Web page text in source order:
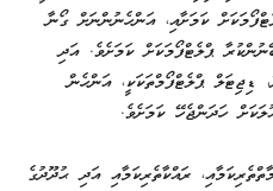
ކަމަށާއި، އަންހެނުންނަށް ގޯނާ
ޕްލެޓްފޯމަކަށް ކަމަށެވެ. އަދި
ޑިޖިޓަލް ޕްލެޓްފޯމްތަކަކީ، އަންހެން
ހަދަންޖެހޭ ކަމަށެވެ.
ރައްކާތެރިކަމާއި އަދި ޙުދޫދުގެ